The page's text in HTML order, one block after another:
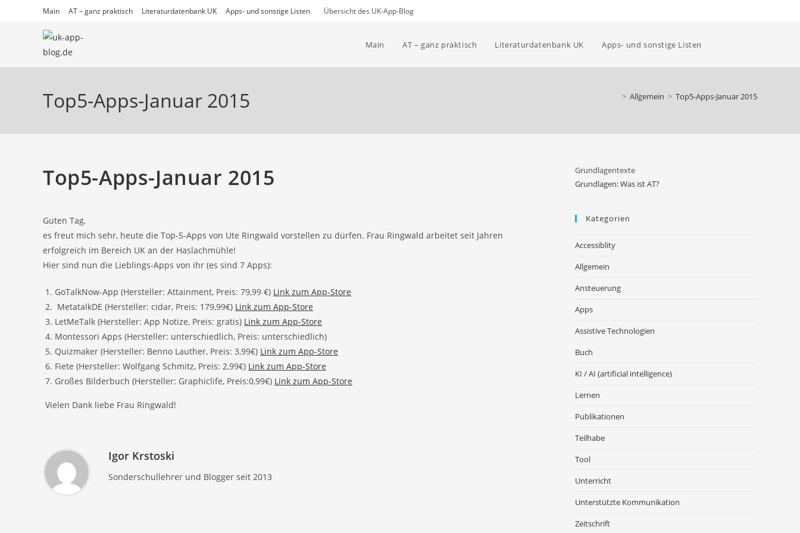
Main AT – ganz praktisch Literaturdatenbank UK Apps- und sonstige Listen Übersicht des UK-App-Blog
Main AT – ganz praktisch Literaturdatenbank UK Apps- und sonstige Listen
umschalten
Top5-Apps-Januar 2015 > Allgemein > Top5-Apps-Januar 2015
Top5-Apps-Januar 2015
Guten Tag,
es freut mich sehr, heute die Top-5-Apps von Ute Ringwald vorstellen zu dürfen. Frau Ringwald arbeitet seit Jahren
erfolgreich im Bereich UK an der Haslachmühle!
Hier sind nun die Lieblings-Apps von ihr (es sind 7 Apps):
GoTalkNow-App (Hersteller: Attainment, Preis: 79,99 €) Link zum App-Store
MetatalkDE (Hersteller: cidar, Preis: 179,99€) Link zum App-Store
LetMeTalk (Hersteller: App Notize, Preis: gratis) Link zum App-Store
Montessori Apps (Hersteller: unterschiedlich, Preis: unterschiedlich)
Quizmaker (Hersteller: Benno Lauther, Preis: 3,99€) Link zum App-Store
Fiete (Hersteller: Wolfgang Schmitz, Preis: 2,99€) Link zum App-Store
Großes Bilderbuch (Hersteller: Graphiclife, Preis:0,99€) Link zum App-Store
Vielen Dank liebe Frau Ringwald!
Igor Krstoski
Sonderschullehrer und Blogger seit 2013
Grundlagentexte
Grundlagen: Was ist AT?
Kategorien
Accessiblity
Allgemein
Ansteuerung
Apps
Assistive Technologien
Buch
KI / AI (artificial intelligence)
Lernen
Publikationen
Teilhabe
Tool
Unterricht
Unterstützte Kommunikation
Zeitschrift